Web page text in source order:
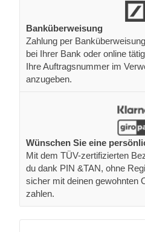
Banküberweisung
Zahlung per
bei Ihrer Bank oder online
Ihre Auftragsnummer im
anzugeben.
Wünschen Sie eine
Mit dem TÜV-zertifizierten
du dank PIN &TAN, ohne
sicher mit deinen gewohnten
zahlen.